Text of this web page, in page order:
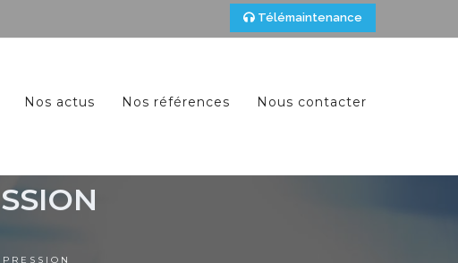
Télémaintenance
Nos actus Nos références Nous contacter